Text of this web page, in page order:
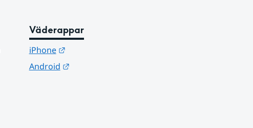
Väderappar
iPhone
Länk till annan webbplats.
Android
Länk till annan webbplats.